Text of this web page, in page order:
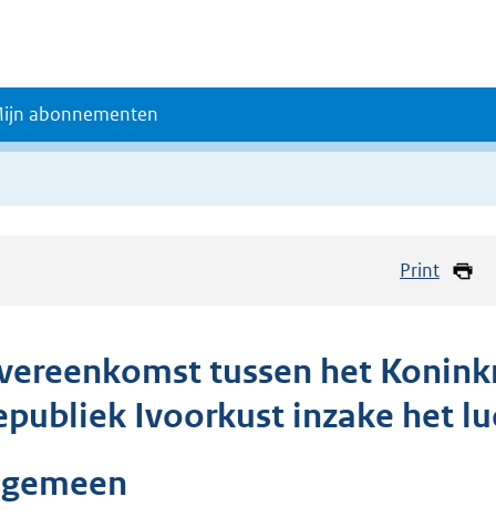
abonnementen
Print
tussen het
Ivoorkust inzake het